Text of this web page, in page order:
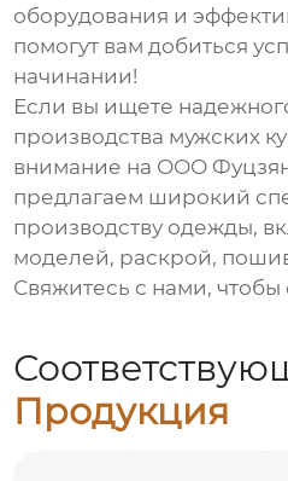
оборудования и
помогут вам добиться
начинании!
Если вы ищете
производства мужских
внимание на ООО
предлагаем широкий
производству одежды,
моделей, раскрой,
Свяжитесь с нами, чтобы
Продукция